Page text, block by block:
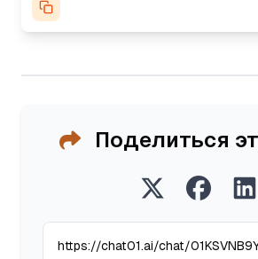
Поделиться